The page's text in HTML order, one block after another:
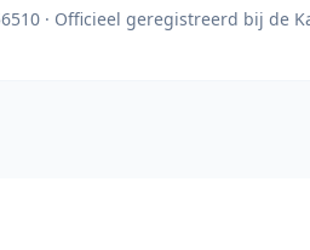
· Officieel geregistreerd bij de